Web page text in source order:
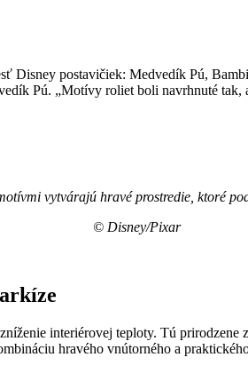
Disney postavičiek: Medvedík Pú,
Pú. „Motívy roliet boli navrhnuté
vytvárajú hravé prostredie, ktoré
© Disney/Pixar
interiérovej teploty. Tú
hravého vnútorného a